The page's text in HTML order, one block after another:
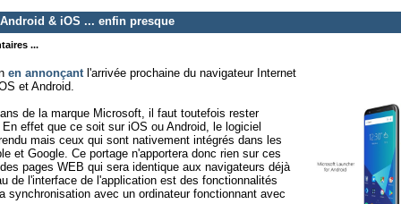
& iOS ... enfin presque
...
en annonçant l'arrivée prochaine du navigateur Internet
et Android.
de la marque Microsoft, il faut toutefois rester
effet que ce soit sur iOS ou Android, le logiciel
mais ceux qui sont nativement intégrés dans les
et Google. Ce portage n'apportera donc rien sur ces
pages WEB qui sera identique aux navigateurs déjà
de l'interface de l'application est des fonctionnalités
synchronisation avec un ordinateur fonctionnant avec